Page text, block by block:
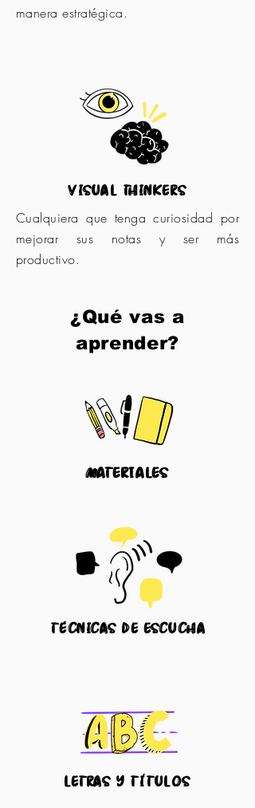
manera estratégica.
visual thinkers
Cualquiera que tenga curiosidad por
mejorar sus notas y ser más
productivo.
¿Qué vas a
aprender?
materiales
técnicas de escucha
letras y títulos